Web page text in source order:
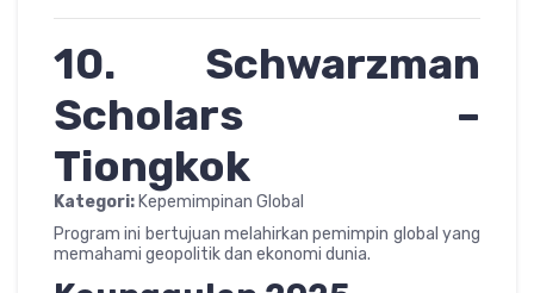
10. Schwarzman
Scholars –
Tiongkok
Kategori: Kepemimpinan Global
Program ini bertujuan melahirkan pemimpin global yang
memahami geopolitik dan ekonomi dunia.